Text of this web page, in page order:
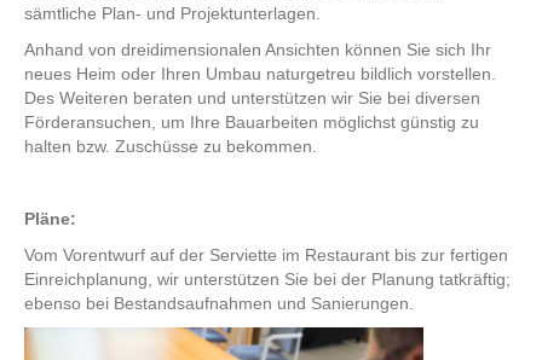
sämtliche Plan- und Projektunterlagen.
Anhand von dreidimensionalen Ansichten können Sie sich Ihr
neues Heim oder Ihren Umbau naturgetreu bildlich vorstellen.
Des Weiteren beraten und unterstützen wir Sie bei diversen
Förderansuchen, um Ihre Bauarbeiten möglichst günstig zu
halten bzw. Zuschüsse zu bekommen.
Pläne:
Vom Vorentwurf auf der Serviette im Restaurant bis zur fertigen
Einreichplanung, wir unterstützen Sie bei der Planung tatkräftig;
ebenso bei Bestandsaufnahmen und Sanierungen.